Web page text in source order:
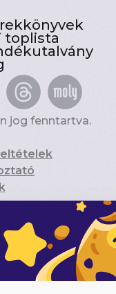
toplista
jog fenntartva.